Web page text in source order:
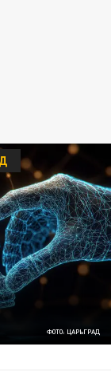
ФОТО: ЦАРЬГРАД